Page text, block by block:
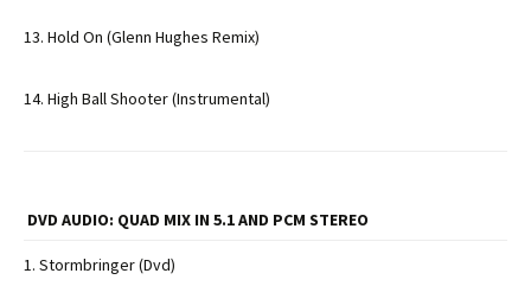
13. Hold On (Glenn Hughes Remix)
14. High Ball Shooter (Instrumental)
DVD AUDIO: QUAD MIX IN 5.1 AND PCM STEREO
1. Stormbringer (Dvd)